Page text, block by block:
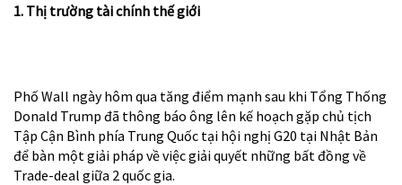
1. Thị trường tài chính thế giới
Phố Wall ngày hôm qua tăng điểm mạnh sau khi Tổng Thống
Donald Trump đã thông báo ông lên kế hoạch gặp chủ tịch
Tập Cận Bình phía Trung Quốc tại hội nghị G20 tại Nhật Bản
để bàn một giải pháp về việc giải quyết những bất đồng về
Trade-deal giữa 2 quốc gia.